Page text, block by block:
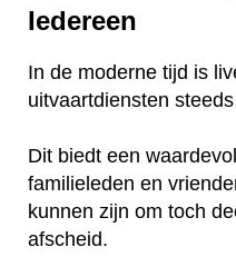
Iedereen
In de moderne tijd is
uitvaartdiensten
Dit biedt een
familieleden en
kunnen zijn om toch
afscheid.